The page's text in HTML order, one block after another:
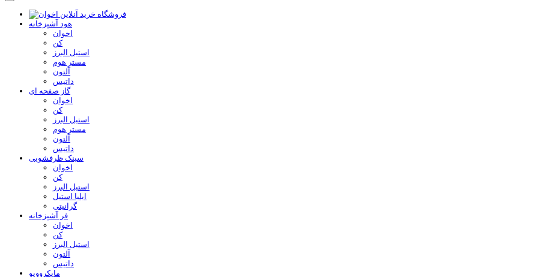
هود آشپزخانه
اخوان
کن
استیل البرز
مستر هوم
آلتون
داتیس
گاز صفحه ای
اخوان
کن
استیل البرز
مستر هوم
آلتون
داتیس
سینک ظرفشویی
اخوان
کن
استیل البرز
ایلیا استیل
گرانیتی
فر آشپزخانه
اخوان
کن
استیل البرز
آلتون
داتیس
مایکروویو